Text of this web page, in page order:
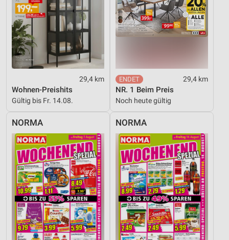
29,4 km
Wohnen-Preishits
Gültig bis Fr. 14.08.
29,4 km
NR. 1 Beim Preis
Noch heute gültig
NORMA NORMA